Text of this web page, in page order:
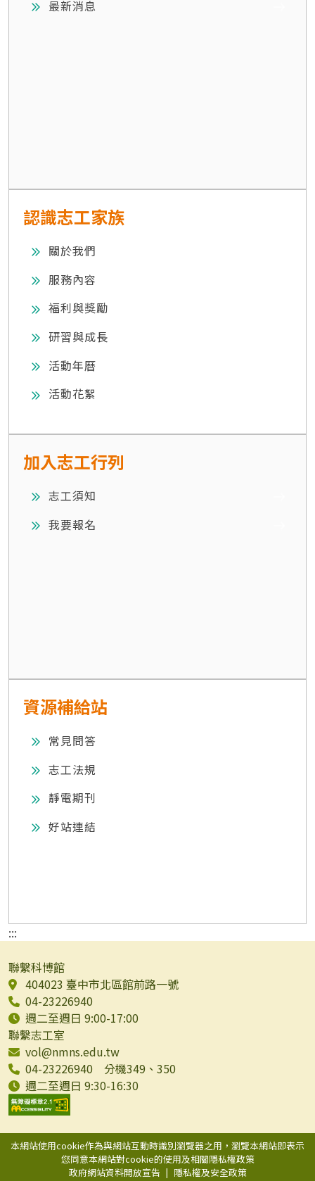
最新消息
認識志工家族
關於我們
服務內容
福利與獎勵
研習與成長
活動年曆
活動花絮
加入志工行列
志工須知
我要報名
資源補給站
常見問答
志工法規
靜電期刊
好站連結
:::
聯繫科博館
404023 臺中市北區館前路一號
04-23226940
週二至週日 9:00-17:00
聯繫志工室
vol@nmns.edu.tw
04-23226940 分機349、350
週二至週日 9:30-16:30
本網站使用cookie作為與網站互動時識別瀏覽器之用，瀏覽本網站即表示
您同意本網站對cookie的使用及相關隱私權政策
政府網站資料開放宣告 | 隱私權及安全政策